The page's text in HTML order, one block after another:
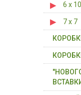
6 х
6 х 10
6 х
7 х 7
7 х